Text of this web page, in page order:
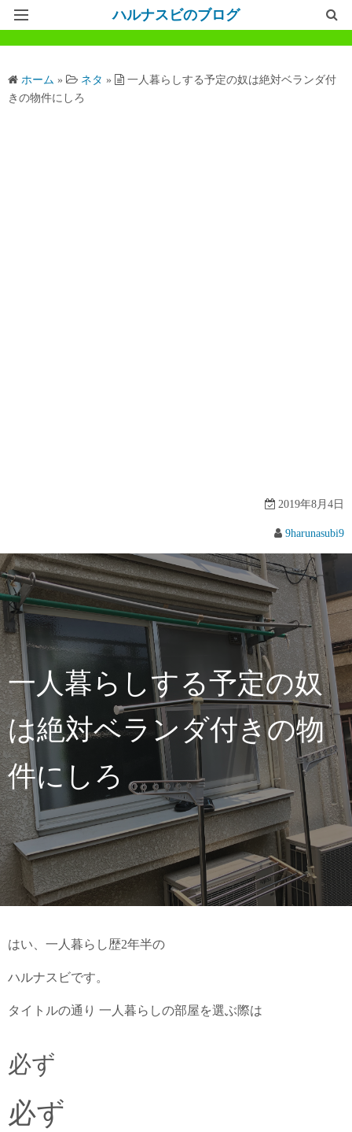
ハルナスビのブログ
記事一覧
ホームページ
ホーム » ネタ »
一人暮らしする予定の奴は絶対ベランダ付
きの物件にしろ
2019年8月4日
9harunasubi9
一人暮らしする予定の奴
は絶対ベランダ付きの物
件にしろ
はい、一人暮らし歴2年半の
ハルナスビです。
タイトルの通り 一人暮らしの部屋を選ぶ際は
必ず
必ず